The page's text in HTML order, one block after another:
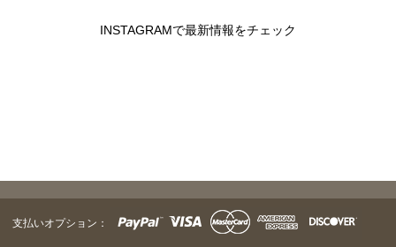
INSTAGRAMで最新情報をチェック
支払いオプション：